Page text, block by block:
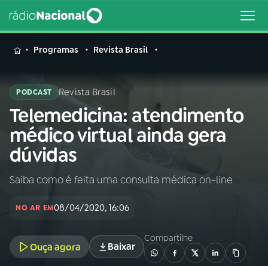
MENU
Buscar
na
Rádio
Nacional
Buscar
AO VIVO
02A RÁDIO
Programas Revista Brasil
PODCAST Revista Brasil
Telemedicina: atendimento
médico virtual ainda gera
dúvidas
Saiba como é feita uma consulta médica on-line
NO AR EM08/04/2020, 16:06
Ouça agora Baixar
Compartilhe